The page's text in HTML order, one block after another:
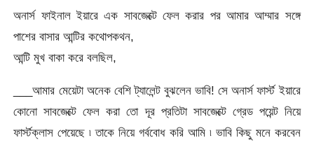
অনার্স ফাইনাল ইয়ারে এক সাবজেক্টে ফেল করার পর আমার আম্মার সঙ্গে
পাশের বাসার আন্টির কথোপকথন,
আন্টি মুখ বাকা করে বলছিল,
___আমার মেয়েটা অনেক বেশি ট্যালেন্ট বুঝলেন ভাবি! সে অনার্স ফার্স্ট ইয়ারে
কোনো সাবজেক্টে ফেল করা তো দূর প্রতিটা সাবজেক্টে গ্রেড পয়েন্ট নিয়ে
ফার্স্টক্লাস পেয়েছে ৷ তাকে নিয়ে গর্ববোধ করি আমি ৷ ভাবি কিছু মনে করবেন